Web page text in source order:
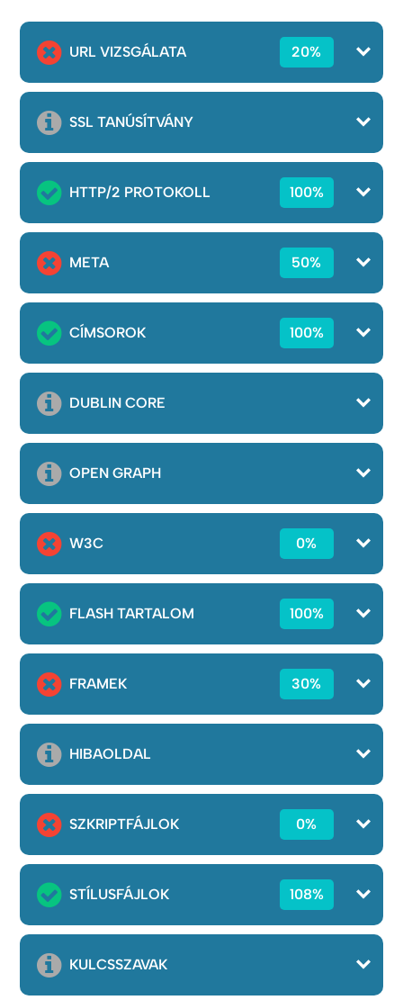
URL VIZSGÁLATA 20%
SSL TANÚSÍTVÁNY
HTTP/2 PROTOKOLL 100%
META 50%
CÍMSOROK 100%
DUBLIN CORE
OPEN GRAPH
W3C 0%
FLASH TARTALOM 100%
FRAMEK 30%
HIBAOLDAL
SZKRIPTFÁJLOK 0%
STÍLUSFÁJLOK 108%
KULCSSZAVAK